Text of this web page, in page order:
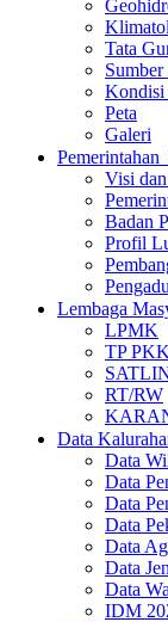
Tata
Peta
Galeri
Pemerintahan
Visi
Badan
Profil
Lembaga
LPMK
TP PKK
RT/RW
Data
Data
Data
Data
Data
Data
Data
Data
IDM